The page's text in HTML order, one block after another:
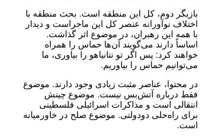
بازیگر دوم، کل این منطقه است. بحث منطقه با
اختلاف نوآورانه عنصر کل این ماجراست و دیدار
با همه این رهبران، در موضوع اثر گذاشت.
اساساً دارند می‌گویند آن‌ها حماس را همراه
خواهند کرد: پس اگر تو نتانیاهو را بیاوری، ما
می‌توانیم حماس را بیاوریم.
در محتوا، عناصر مثبت زیادی وجود دارند. موضوع
فقط درباره آتش‌بس نیست. موضوع چینش
انتقالی است و مذاکرات اسرائیلی فلسطینی
برای راه‌حلی دودولتی. موضوع صلح در خاورمیانه
است.